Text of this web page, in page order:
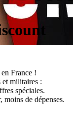
France !
et militaires :
spéciales.
de dépenses.